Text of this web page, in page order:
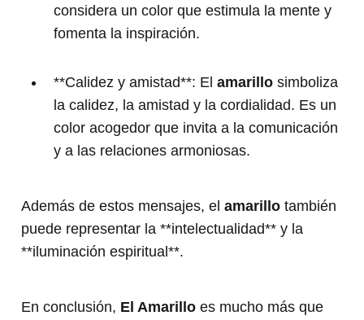
considera un color que estimula la mente y
fomenta la inspiración.
**Calidez y amistad**: El amarillo simboliza
la calidez, la amistad y la cordialidad. Es un
color acogedor que invita a la comunicación
y a las relaciones armoniosas.
Además de estos mensajes, el amarillo también
puede representar la **intelectualidad** y la
**iluminación espiritual**.
En conclusión, El Amarillo es mucho más que